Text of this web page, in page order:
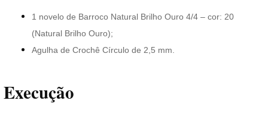
1 novelo de Barroco Natural Brilho Ouro 4/4 – cor: 20
(Natural Brilho Ouro);
Agulha de Crochê Círculo de 2,5 mm.
Execução